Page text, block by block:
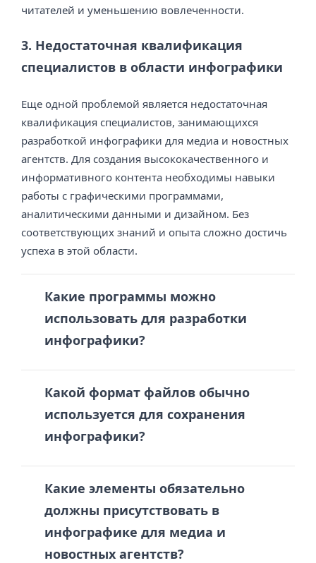
читателей и уменьшению вовлеченности.
3. Недостаточная квалификация
специалистов в области инфографики
Еще одной проблемой является недостаточная
квалификация специалистов, занимающихся
разработкой инфографики для медиа и новостных
агентств. Для создания высококачественного и
информативного контента необходимы навыки
работы с графическими программами,
аналитическими данными и дизайном. Без
соответствующих знаний и опыта сложно достичь
успеха в этой области.
Какие программы можно
использовать для разработки
инфографики?
Какой формат файлов обычно
используется для сохранения
инфографики?
Какие элементы обязательно
должны присутствовать в
инфографике для медиа и
новостных агентств?